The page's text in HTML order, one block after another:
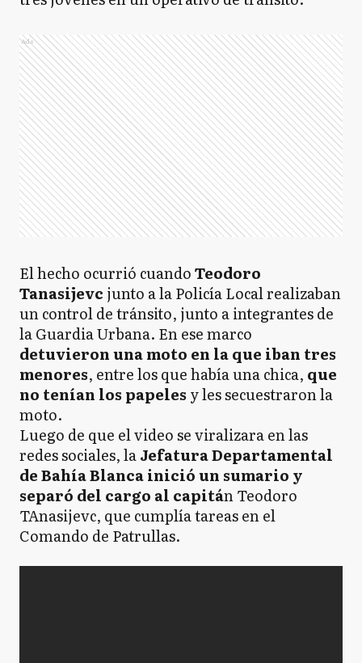
Ads
El hecho ocurrió cuandoTeodoro
Tanasijevc junto a la Policía Local realizaban
un control de tránsito, junto a integrantes de
la Guardia Urbana. En ese marco
detuvieron una moto en la que iban tres
menores, entre los que había una chica, que
no tenían los papeles y les secuestraron la
moto.
Luego de que el video se viralizara en las
redes sociales, laJefatura Departamental
de Bahía Blanca inició un sumario y
separó del cargo al capitán Teodoro
TAnasijevc, que cumplía tareas en el
Comando de Patrullas.